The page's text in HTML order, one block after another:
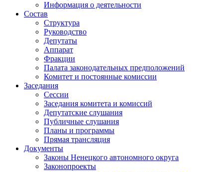
Информация о деятельности
Состав
Структура
Руководство
Депутаты
Аппарат
Фракции
Палата законодательных предположений
Комитет и постоянные комиссии
Заседания
Сессии
Заседания комитета и комиссий
Депутатские слушания
Публичные слушания
Планы и программы
Прямая трансляция
Документы
Законы Ненецкого автономного округа
Законопроекты